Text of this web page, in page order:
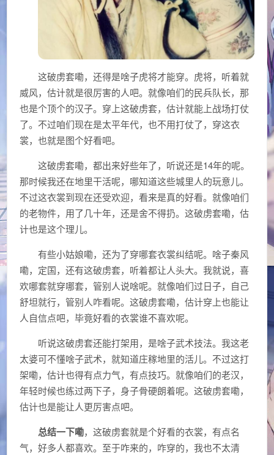
这破虏套嘞，还得是啥子虎将才能穿。虎将，听着就
威风，估计就是很厉害的人吧。就像咱们的民兵队长，那
也是个顶个的汉子。穿上这破虏套，估计就能上战场打仗
了。不过咱们现在是太平年代，也不用打仗了，穿这衣
裳，也就是图个好看吧。
这破虏套嘞，都出来好些年了，听说还是14年的呢。
那时候我还在地里干活呢，哪知道这些城里人的玩意儿。
不过这衣裳到现在还受欢迎，看来是真的好看。就像咱们
的老物件，用了几十年，还是舍不得扔。这破虏套嘞，估
计也是这个理儿。
有些小姑娘嘞，还为了穿哪套衣裳纠结呢。啥子秦风
嘞，定国，还有这破虏套，听着都让人头大。我就说，喜
欢哪套就穿哪套，管别人说啥呢。就像咱们过日子，自己
舒坦就行，管别人咋看呢。这破虏套嘞，估计穿上也能让
人自信点吧，毕竟好看的衣裳谁不喜欢呢。
听说这破虏套还能打架用，是啥子武术技法。我这老
太婆可不懂啥子武术，就知道庄稼地里的活儿。不过这打
架嘞，估计也得有点力气，有点技巧。就像咱们的老汉，
年轻时候也练过两下子，身子骨硬朗着呢。这破虏套嘞，
估计也是能让人更厉害点吧。
总结一下嘞，这破虏套就是个好看的衣裳，有点名
气，好多人都喜欢。至于咋来的，咋穿的，我也不太清